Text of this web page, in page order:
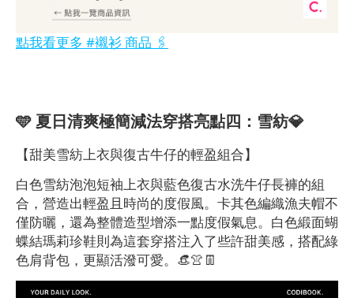
點我看更多 #襯衫 商品 🖇️
🩵 夏日清爽極簡減法穿搭亮點四：雪紡💎
【甜美雪紡上衣與復古牛仔的輕盈組合】
白色雪紡泡泡短袖上衣與藍色復古水洗牛仔長褲的組
合，營造出輕盈且時尚的度假風。卡其色編織漁夫帽不
僅防曬，還為整體造型增添一點度假氣息。白色緞面蝴
蝶結瑪莉珍鞋則為這套穿搭注入了些許甜美感，搭配綠
色肩背包，更顯活潑可愛。👒👚👖